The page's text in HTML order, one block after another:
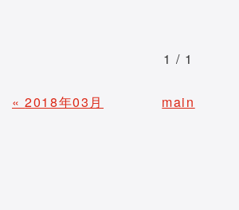
1 / 1
«2018年03月 main